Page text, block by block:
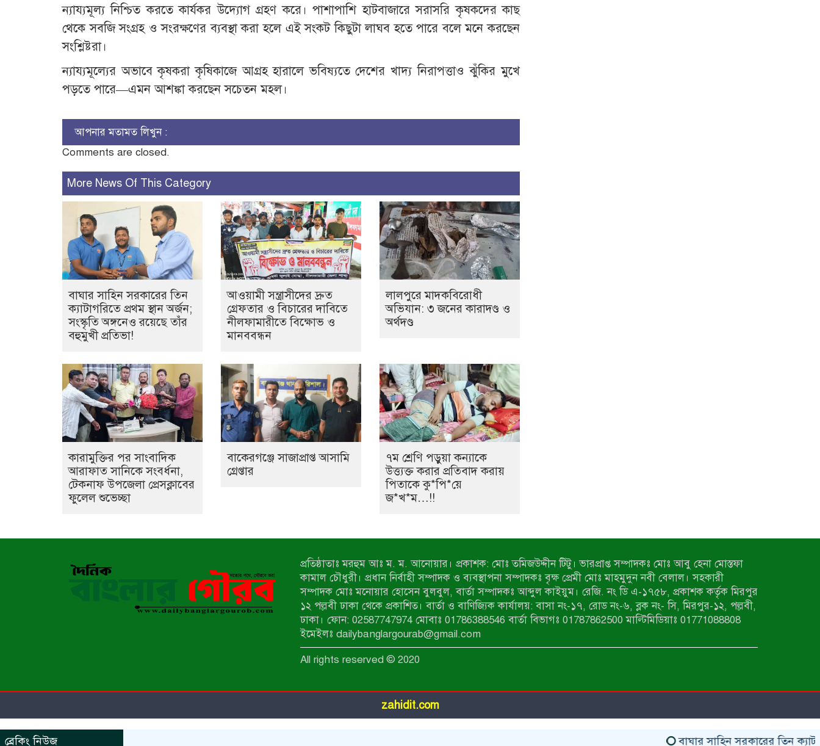
ন্যায্যমূল্য নিশ্চিত করতে কার্যকর উদ্যোগ গ্রহণ করে। পাশাপাশি হাটবাজারে সরাসরি কৃষকদের কাছ
থেকে সবজি সংগ্রহ ও সংরক্ষণের ব্যবস্থা করা হলে এই সংকট কিছুটা লাঘব হতে পারে বলে মনে করছেন
সংশ্লিষ্টরা।
ন্যায্যমূল্যের অভাবে কৃষকরা কৃষিকাজে আগ্রহ হারালে ভবিষ্যতে দেশের খাদ্য নিরাপত্তাও ঝুঁকির মুখে
পড়তে পারে—এমন আশঙ্কা করছেন সচেতন মহল।
আপনার মতামত লিখুন :
Comments are closed.
More News Of This Category
বাঘার সাহিন সরকারের তিন
ক্যাটাগরিতে প্রথম স্থান অর্জন;
সংস্কৃতি অঙ্গনেও রয়েছে তাঁর
বহুমুখী প্রতিভা!
আওয়ামী সন্ত্রাসীদের দ্রুত
গ্রেফতার ও বিচারের দাবিতে
নীলফামারীতে বিক্ষোভ ও
মানববন্ধন
লালপুরে মাদকবিরোধী
অভিযান: ৩ জনের কারাদণ্ড ও
অর্থদণ্ড
কারামুক্তির পর সাংবাদিক
আরাফাত সানিকে সংবর্ধনা,
টেকনাফ উপজেলা প্রেসক্লাবের
ফুলেল শুভেচ্ছা
বাকেরগঞ্জে সাজাপ্রাপ্ত আসামি
গ্রেপ্তার
৭ম শ্রেণি পড়ুয়া কন্যাকে
উত্ত্যক্ত করার প্রতিবাদ করায়
পিতাকে কু*পি*য়ে
জ*খ*ম…!!
প্রতিষ্ঠাতাঃ মরহুম আঃ ম. ম. আনোয়ার। প্রকাশক: মোঃ তমিজউদ্দীন টিটু। ভারপ্রাপ্ত সম্পাদকঃ মোঃ আবু হেনা মোস্তফা
কামাল চৌধুরী। প্রধান নির্বাহী সম্পাদক ও ব্যবস্থাপনা সম্পাদকঃ বৃক্ষ প্রেমী মোঃ মাহমুদুন নবী বেলাল। সহকারী
সম্পাদক মোঃ মনোয়ার হোসেন বুলবুল, বার্তা সম্পাদকঃ আব্দুল কাইয়ুম। রেজি. নং ডি এ-১৭৫৮, প্রকাশক কর্তৃক মিরপুর
১২ পল্লবী ঢাকা থেকে প্রকাশিত। বার্তা ও বাণিজ্যিক কার্যালয়: বাসা নং-১৭, রোড নং-৬, ব্লক নং- সি, মিরপুর-১২, পল্লবী,
ঢাকা। ফোন: 02587747974 মোবাঃ 01786388546 বার্তা বিভাগঃ 01787862500 মাল্টিমিডিয়াঃ 01771088808
ইমেইলঃ dailybanglargourab@gmail.com
All rights reserved © 2020
ব্রেকিং নিউজ বাঘার সাহিন সরকারের তিন
zahidit.com